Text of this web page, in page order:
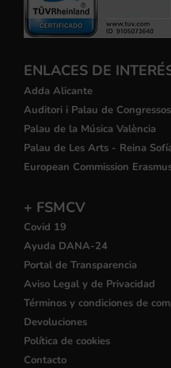
ENLACES DE
Adda Alicante
Auditori i Palau de
Palau de la Música València
Palau de Les Arts - Reina
European Commission
+ FSMCV
Covid 19
Ayuda DANA-24
Portal de Transparencia
Aviso Legal y de Privacidad
Términos y condiciones de
Devoluciones
Política de cookies
Contacto